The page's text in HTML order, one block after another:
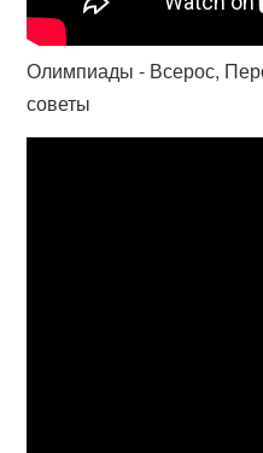
Олимпиады - Всерос,
советы